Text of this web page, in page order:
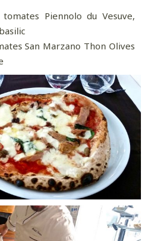
Piennolo du Vesuve,
San Marzano Thon Olives